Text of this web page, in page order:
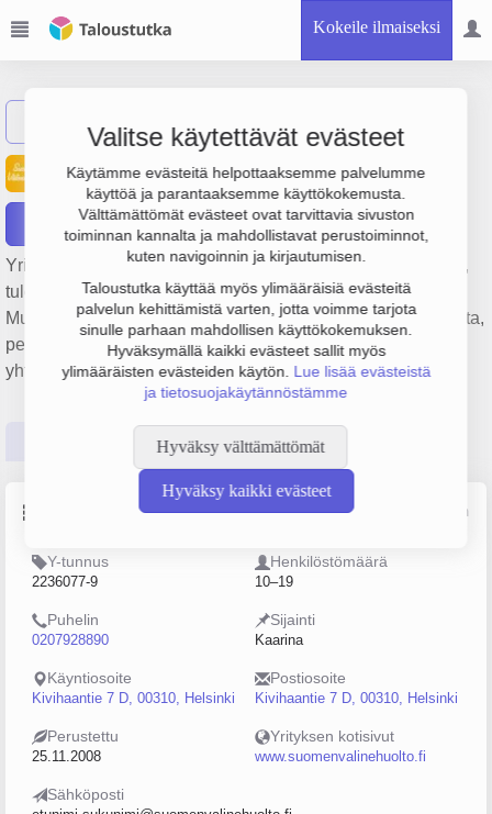
Kokeile ilmaiseksi
Valitse käytettävät evästeet
Käytämme evästeitä helpottaaksemme palvelumme
käyttöä ja parantaaksemme käyttökokemusta.
Välttämättömät evästeet ovat tarvittavia sivuston
toiminnan kannalta ja mahdollistavat perustoiminnot,
kuten navigoinnin ja kirjautumisen.
Taloustutka käyttää myös ylimääräisiä evästeitä
palvelun kehittämistä varten, jotta voimme tarjota
sinulle parhaan mahdollisen käyttökokemuksen.
Hyväksymällä kaikki evästeet sallit myös
ylimääräisten evästeiden käytön. Lue lisää evästeistä
ja tietosuojakäytännöstämme
Hyväksy välttämättömät
Hyväksy kaikki evästeet
Suomen Välinehuolto Oy
Raportit
Yrityksen Suomen Välinehuolto Oy liikevaihto on 1.7 milj. €,
tulos -317 000 € ja henkilöstömäärä 19. Sen päätoimiala on
Muualla luokittelematon muu liike-elämän tukipalvelutoiminta,
perustamisvuosi 2008 ja sijainti Kaarina. Yrityksen
yhtiömuoto Osakeyhtiö (OY).
Tilinpäätösluvut Päättäjätiedot
Lähde: YTJ, PRH, Traficom
Y-tunnus
2236077-9
Henkilöstömäärä
10–19
Puhelin
0207928890
Sijainti
Kaarina
Käyntiosoite
Kivihaantie 7 D, 00310, Helsinki
Postiosoite
Kivihaantie 7 D, 00310, Helsinki
Perustettu
25.11.2008
Yrityksen kotisivut
www.suomenvalinehuolto.fi
Sähköposti